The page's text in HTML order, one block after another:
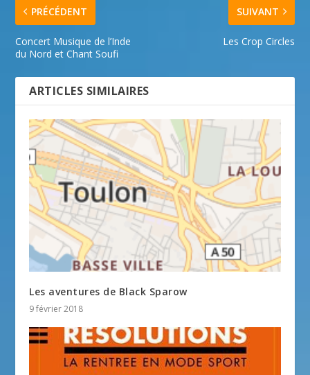
PRÉCÉDENT
Concert Musique de l’Inde
du Nord et Chant Soufi
SUIVANT
Les Crop Circles
ARTICLES SIMILAIRES
Les aventures de Black Sparow
9 février 2018